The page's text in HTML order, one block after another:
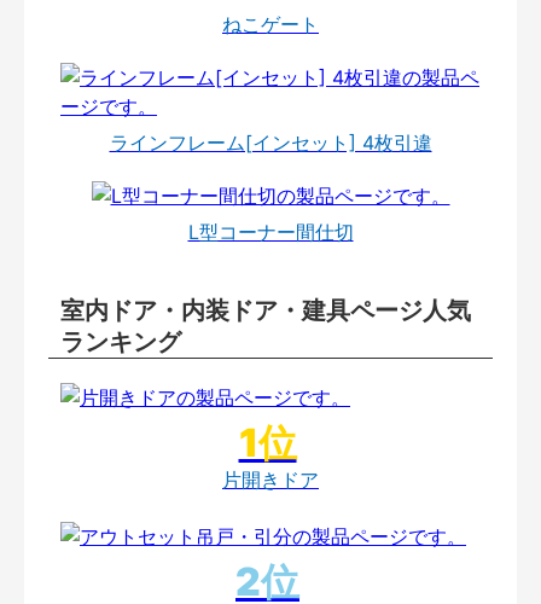
ねこゲート
ラインフレーム[インセット] 4枚引違
L型コーナー間仕切
室内ドア・内装ドア・建具ページ人気
ランキング
片開きドア